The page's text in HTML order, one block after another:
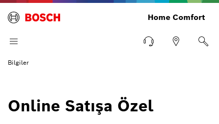
Home Comfort
Bilgiler
Online Satışa Özel